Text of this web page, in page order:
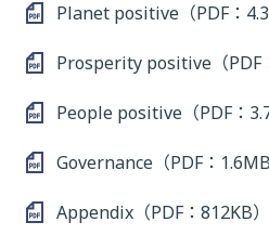
Planet positive（PDF：
Prosperity positive（PDF
People positive（PDF：
Governance（PDF：1.6MB
Appendix（PDF：812KB）